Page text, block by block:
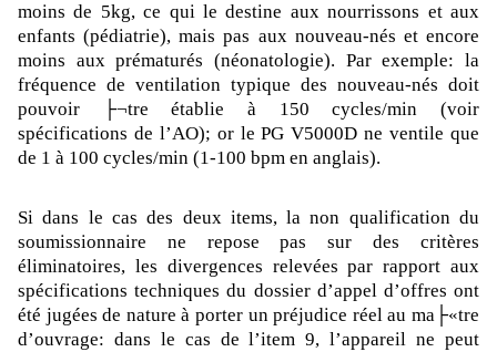
moins de 5kg, ce qui le destine aux nourrissons et aux
enfants (pédiatrie), mais pas aux nouveau-nés et encore
moins aux prématurés (néonatologie). Par exemple: la
fréquence de ventilation typique des nouveau-nés doit
pouvoir ├¬tre établie à 150 cycles/min (voir
spécifications de l’AO); or le PG V5000D ne ventile que
de 1 à 100 cycles/min (1-100 bpm en anglais).
Si dans le cas des deux items, la non qualification du
soumissionnaire ne repose pas sur des critères
éliminatoires, les divergences relevées par rapport aux
spécifications techniques du dossier d’appel d’offres ont
été jugées de nature à porter un préjudice réel au ma├«tre
d’ouvrage: dans le cas de l’item 9, l’appareil ne peut